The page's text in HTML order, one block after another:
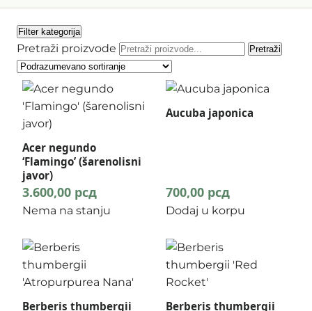
Filter kategorija
Pretraži proizvode Pretraži
Acer negundo
‘Flamingo’ (šarenolisni
javor)
3.600,00 рсд
Nema na stanju
Aucuba japonica
700,00 рсд
Dodaj u korpu
Berberis thumbergii
Berberis thumbergii